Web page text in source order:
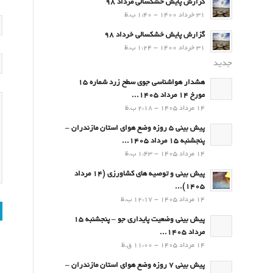
گزارش پایش خشکسالی مرداد 98
31 خرداد 1400 - 1:40 ب.ظ
گزارش پایش خشکسالی خرداد 98
31 خرداد 1400 - 1:24 ب.ظ
جدید
هشدار هواشناسی جوی سطح زرد شماره 15
مورخ 14 مرداد 1405...
14 مرداد 1405 - 2:18 ب.ظ
پیش بینی 5 روزه وضع هوای استان مازندران –
پنجشنبه 15 مرداد 1405...
14 مرداد 1405 - 1:43 ب.ظ
پیش بینی و توصیه های کشاورزی (14 مرداد
۱۴۰۵)...
14 مرداد 1405 - 12:17 ب.ظ
پیش بینی وضعیت پایداری جو – پنجشنبه 15
مرداد 1405...
14 مرداد 1405 - 11:00 ق.ظ
پیش بینی 7 روزه وضع هوای استان مازندران –